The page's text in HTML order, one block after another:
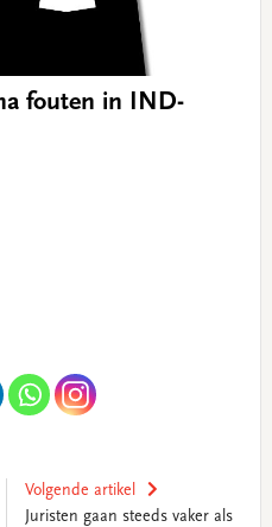
fouten in IND-
Volgende artikel
Juristen gaan steeds vaker als